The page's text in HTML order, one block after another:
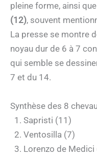
pleine forme, ainsi que
(12), souvent
La presse se montre
noyau dur de 6 à 7
qui semble se
7 et du 14.
Synthèse des 8
Sapristi (11)
Ventosilla (7)
Lorenzo de Medici